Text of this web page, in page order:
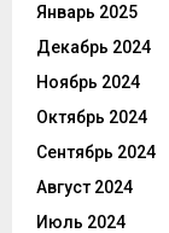
Январь 2025
Декабрь 2024
Ноябрь 2024
Октябрь 2024
Сентябрь 2024
Август 2024
Июль 2024